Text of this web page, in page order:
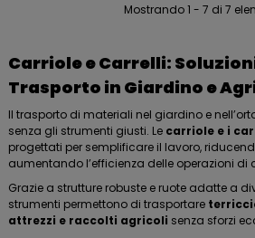
Mostrando 1 - 7 di 7
Carriole e Carrelli:
Trasporto in Giardino e
Il trasporto di materiali nel giardino e
senza gli strumenti giusti. Le carriole e i
progettati per semplificare il lavoro,
aumentando l’efficienza delle operazioni di
Grazie a strutture robuste e ruote adatte a
strumenti permettono di trasportare
attrezzi e raccolti agricoli senza sforzi